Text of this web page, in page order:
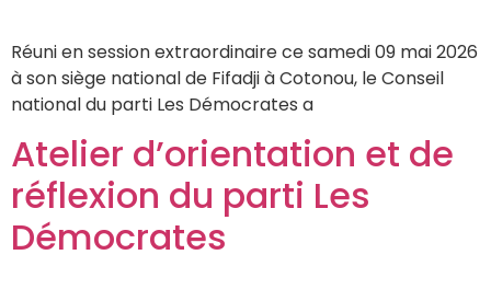
Réuni en session extraordinaire ce samedi 09 mai 2026
à son siège national de Fifadji à Cotonou, le Conseil
national du parti Les Démocrates a
Atelier d’orientation et de
réflexion du parti Les
Démocrates